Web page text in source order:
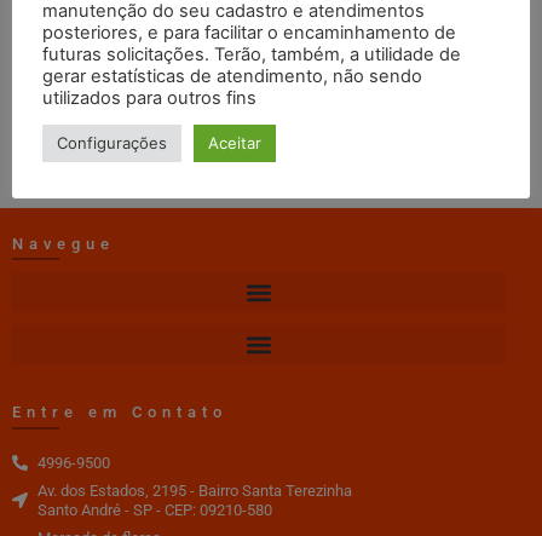
Novembro
web master 11/01/2021 11:21
DOWNLOAD
Navegue
Entre em Contato
4996-9500
Av. dos Estados, 2195 - Bairro Santa Terezinha
Santo André - SP - CEP: 09210-580
manutenção do seu cadastro e atendimentos
posteriores, e para facilitar o encaminhamento de
futuras solicitações. Terão, também, a utilidade de
gerar estatísticas de atendimento, não sendo
utilizados para outros fins
Configurações Aceitar